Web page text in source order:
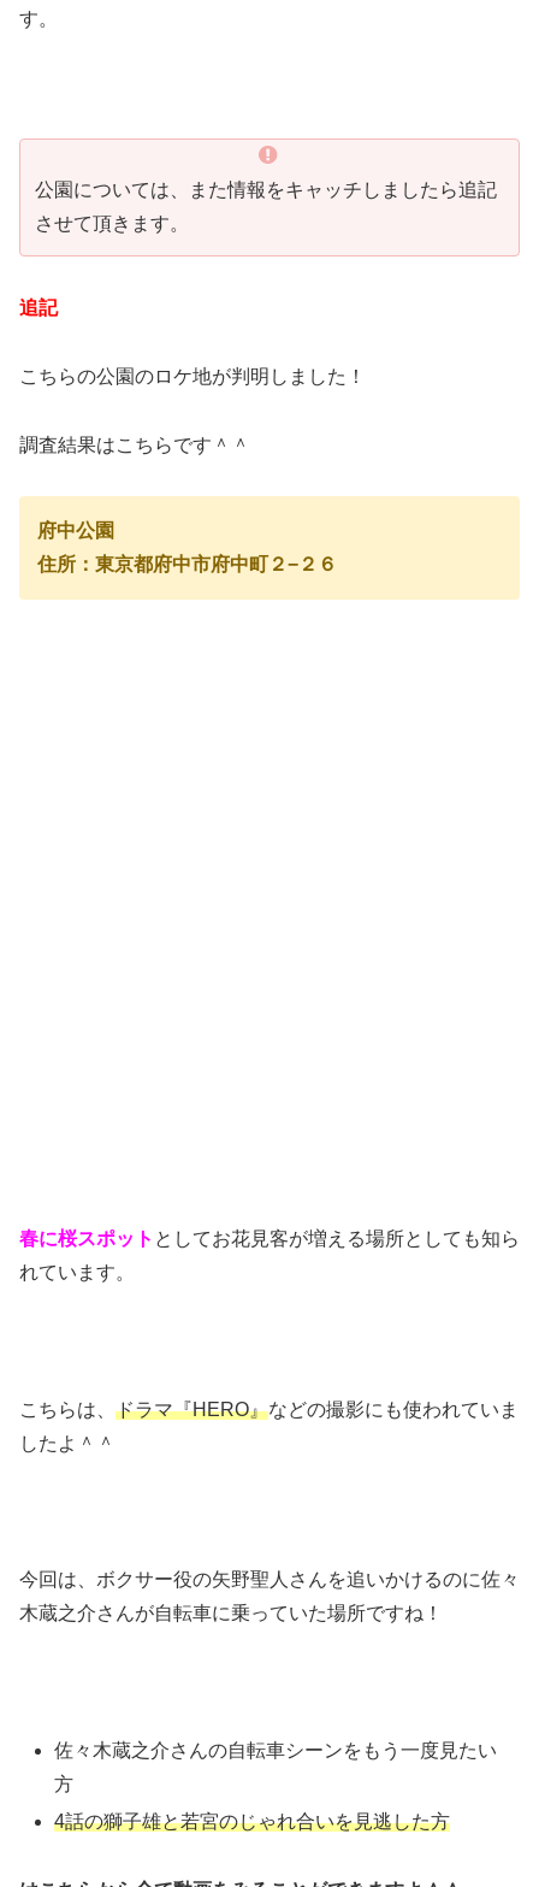
す。
公園については、また情報をキャッチしましたら追記
させて頂きます。
追記
こちらの公園のロケ地が判明しました！
調査結果はこちらです＾＾
府中公園
住所：東京都府中市府中町２−２６
春に桜スポット としてお花見客が増える場所としても知ら
れています。
こちらは、 ドラマ『HERO』などの撮影にも使われていま
したよ＾＾
今回は、ボクサー役の矢野聖人さんを追いかけるのに佐々
木蔵之介さんが自転車に乗っていた場所ですね！
佐々木蔵之介さんの自転車シーンをもう一度見たい
方
4話の獅子雄と若宮のじゃれ合いを見逃した方